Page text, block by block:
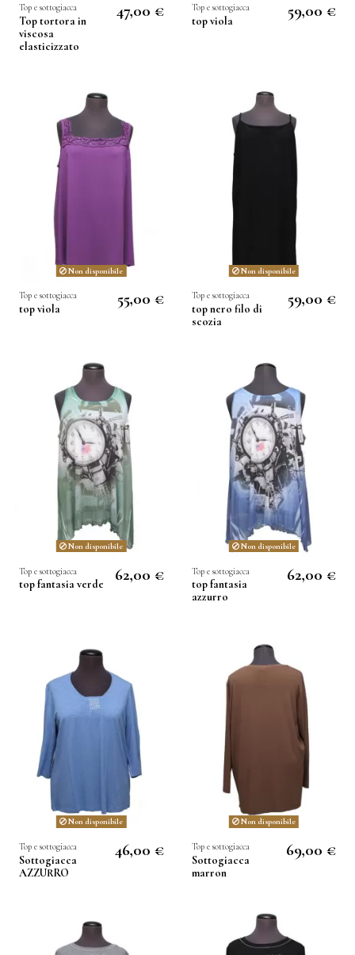
Top e sottogiacca
Top tortora in
viscosa
elasticizzato
47,00 € Top e sottogiacca
top viola
59,00 €
Non disponibile
Top e sottogiacca
top viola
55,00 €
Non disponibile
Top e sottogiacca
top nero filo di
scozia
59,00 €
Non disponibile
Top e sottogiacca
top fantasia verde
62,00 €
Non disponibile
Top e sottogiacca
top fantasia
azzurro
62,00 €
Non disponibile
Top e sottogiacca
Sottogiacca
AZZURRO
46,00 €
Non disponibile
Top e sottogiacca
Sottogiacca
marron
69,00 €